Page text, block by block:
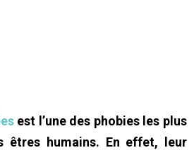
est l’une des phobies les plus
êtres humains. En effet, leur